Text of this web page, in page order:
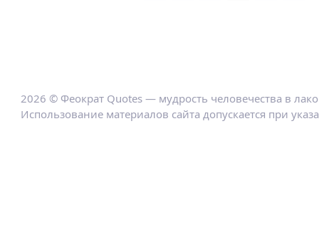
2026 © Феократ Quotes — мудрость человечества в
Использование материалов сайта допускается при